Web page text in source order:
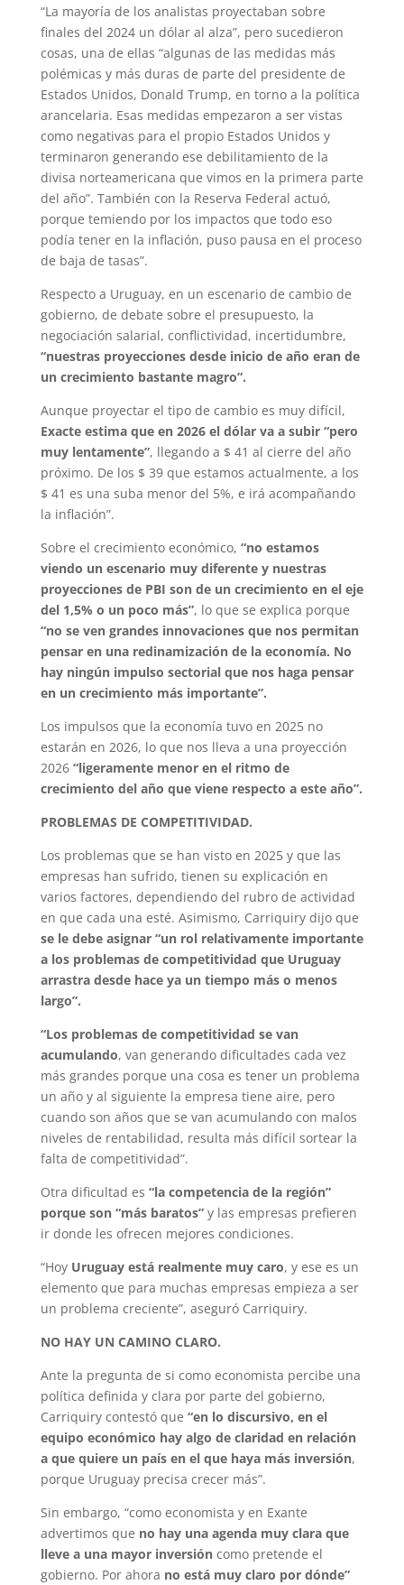
“La mayoría de los analistas proyectaban sobre
finales del 2024 un dólar al alza”, pero sucedieron
cosas, una de ellas “algunas de las medidas más
polémicas y más duras de parte del presidente de
Estados Unidos, Donald Trump, en torno a la política
arancelaria. Esas medidas empezaron a ser vistas
como negativas para el propio Estados Unidos y
terminaron generando ese debilitamiento de la
divisa norteamericana que vimos en la primera parte
del año”. También con la Reserva Federal actuó,
porque temiendo por los impactos que todo eso
podía tener en la inflación, puso pausa en el proceso
de baja de tasas”.
Respecto a Uruguay, en un escenario de cambio de
gobierno, de debate sobre el presupuesto, la
negociación salarial, conflictividad, incertidumbre,
“nuestras proyecciones desde inicio de año eran de
un crecimiento bastante magro”.
Aunque proyectar el tipo de cambio es muy difícil,
Exacte estima que en 2026 el dólar va a subir “pero
muy lentamente”, llegando a $ 41 al cierre del año
próximo. De los $ 39 que estamos actualmente, a los
$ 41 es una suba menor del 5%, e irá acompañando
la inflación”.
Sobre el crecimiento económico, “no estamos
viendo un escenario muy diferente y nuestras
proyecciones de PBI son de un crecimiento en el eje
del 1,5% o un poco más”, lo que se explica porque
“no se ven grandes innovaciones que nos permitan
pensar en una redinamización de la economía. No
hay ningún impulso sectorial que nos haga pensar
en un crecimiento más importante”.
Los impulsos que la economía tuvo en 2025 no
estarán en 2026, lo que nos lleva a una proyección
2026 “ligeramente menor en el ritmo de
crecimiento del año que viene respecto a este año”.
PROBLEMAS DE COMPETITIVIDAD.
Los problemas que se han visto en 2025 y que las
empresas han sufrido, tienen su explicación en
varios factores, dependiendo del rubro de actividad
en que cada una esté. Asimismo, Carriquiry dijo que
se le debe asignar “un rol relativamente importante
a los problemas de competitividad que Uruguay
arrastra desde hace ya un tiempo más o menos
largo”.
“Los problemas de competitividad se van
acumulando, van generando dificultades cada vez
más grandes porque una cosa es tener un problema
un año y al siguiente la empresa tiene aire, pero
cuando son años que se van acumulando con malos
niveles de rentabilidad, resulta más difícil sortear la
falta de competitividad”.
Otra dificultad es “la competencia de la región”
porque son “más baratos”y las empresas prefieren
ir donde les ofrecen mejores condiciones.
“Hoy Uruguay está realmente muy caro, y ese es un
elemento que para muchas empresas empieza a ser
un problema creciente”, aseguró Carriquiry.
NO HAY UN CAMINO CLARO.
Ante la pregunta de si como economista percibe una
política definida y clara por parte del gobierno,
Carriquiry contestó que “en lo discursivo, en el
equipo económico hay algo de claridad en relación
a que quiere un país en el que haya más inversión,
porque Uruguay precisa crecer más”.
Sin embargo, “como economista y en Exante
advertimos que no hay una agenda muy clara que
lleve a una mayor inversióncomo pretende el
gobierno. Por ahora no está muy claro por dónde”